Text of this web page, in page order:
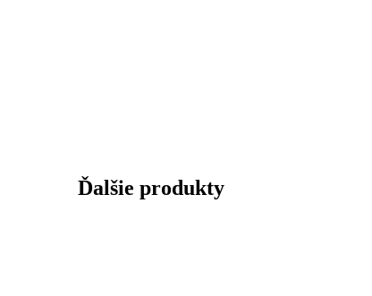
Ďalšie produkty